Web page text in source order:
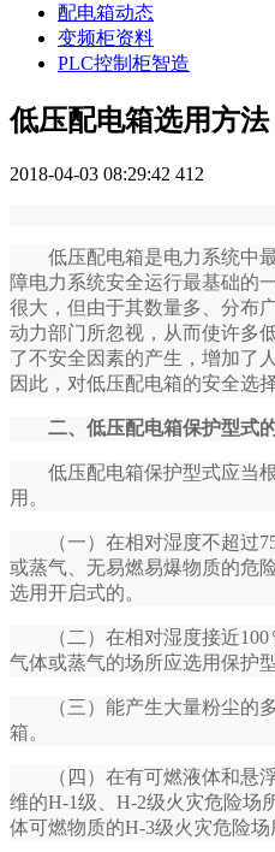
配电箱动态
变频柜资料
PLC控制柜智造
低压配电箱选用方法
2018-04-03 08:29:42 412
低压配电箱是电力系统中
障电力系统安全运行最基础的
很大，但由于其数量多、分布
动力部门所忽视，从而使许多
了不安全因素的产生，增加了
因此，对低压配电箱的安全选
二、低压配电箱保护型式
低压配电箱保护型式应当
用。
（一）在相对湿度不超过
或蒸气、无易燃易爆物质的危
选用开启式的。
（二）在相对湿度接近
气体或蒸气的场所应选用保护型
（三）能产生大量粉尘的
箱。
（四）在有可燃液体和悬
维的H-1级、H-2级火灾危险场
体可燃物质的H-3级火灾危险场